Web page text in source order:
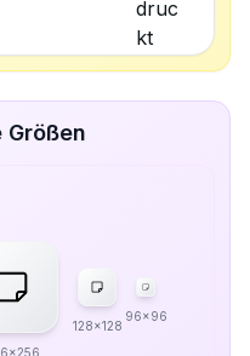
Größen
128x128
96x96